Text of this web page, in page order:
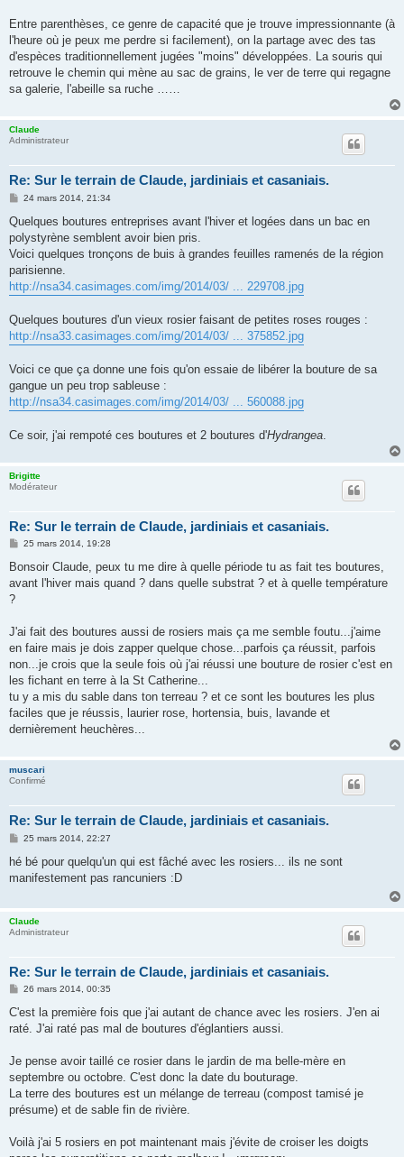
Entre parenthèses, ce genre de capacité que je trouve impressionnante (à
l'heure où je peux me perdre si facilement), on la partage avec des tas
d'espèces traditionnellement jugées "moins" développées. La souris qui
retrouve le chemin qui mène au sac de grains, le ver de terre qui regagne
sa galerie, l'abeille sa ruche ……
Claude
Administrateur
Re: Sur le terrain de Claude, jardiniais et casaniais.
M
s
a
g
24 mars 2014, 21:34
Quelques boutures entreprises avant l'hiver et logées dans un bac en
polystyrène semblent avoir bien pris.
Voici quelques tronçons de buis à grandes feuilles ramenés de la région
parisienne.
http://nsa34.casimages.com/img/2014/03/ ... 229708.jpg
Quelques boutures d'un vieux rosier faisant de petites roses rouges :
http://nsa33.casimages.com/img/2014/03/ ... 375852.jpg
Voici ce que ça donne une fois qu'on essaie de libérer la bouture de sa
gangue un peu trop sableuse :
http://nsa34.casimages.com/img/2014/03/ ... 560088.jpg
Ce soir, j'ai rempoté ces boutures et 2 boutures d'Hydrangea
Brigitte
Modérateur
Re: Sur le terrain de Claude, jardiniais et casaniais.
M
s
a
25 mars 2014, 19:28
Bonsoir Claude, peux tu me dire à quelle période tu as fait tes boutures,
avant l'hiver mais quand ? dans quelle substrat ? et à quelle température
?
J'ai fait des boutures aussi de rosiers mais ça me semble foutu...j'aime
en faire mais je dois zapper quelque chose...parfois ça réussit, parfois
non...je crois que la seule fois où j'ai réussi une bouture de rosier c'est en
les fichant en terre à la St Catherine...
tu y a mis du sable dans ton terreau ? et ce sont les boutures les plus
faciles que je réussis, laurier rose, hortensia, buis, lavande et
dernièrement heuchères...
muscari
Confirmé
Re: Sur le terrain de Claude, jardiniais et casaniais.
M
s
a
25 mars 2014, 22:27
hé bé pour quelqu'un qui est fâché avec les rosiers... ils ne sont
manifestement pas rancuniers :D
Claude
Administrateur
Re: Sur le terrain de Claude, jardiniais et casaniais.
M
s
a
26 mars 2014, 00:35
C'est la première fois que j'ai autant de chance avec les rosiers. J'en ai
raté. J'ai raté pas mal de boutures d'églantiers aussi.
Je pense avoir taillé ce rosier dans le jardin de ma belle-mère en
septembre ou octobre. C'est donc la date du bouturage.
La terre des boutures est un mélange de terreau (compost tamisé je
présume) et de sable fin de rivière.
Voilà j'ai 5 rosiers en pot maintenant mais j'évite de croiser les doigts